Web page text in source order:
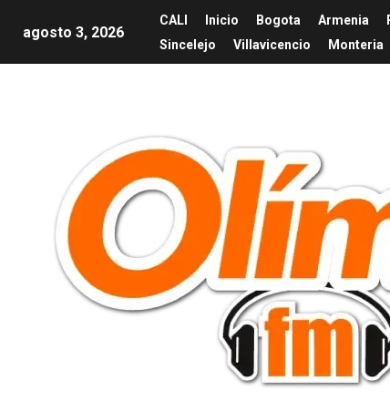
agosto 3, 2026
CALI Inicio Bogota Armenia
Sincelejo
Villavicencio Monteria